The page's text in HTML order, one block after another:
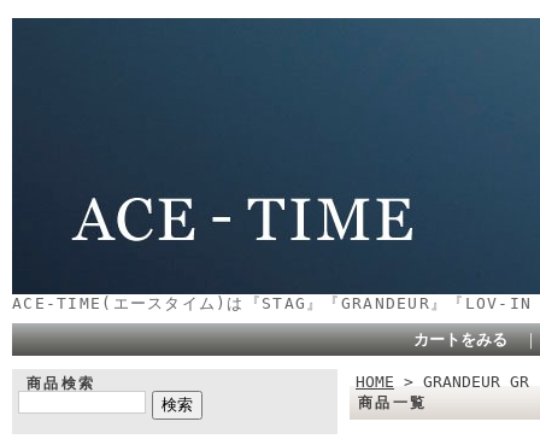
ACE-TIME(エースタイム)は『STAG』『GRANDEUR』『
カートをみる
商品検索 HOME > GRANDEUR GR
商品一覧